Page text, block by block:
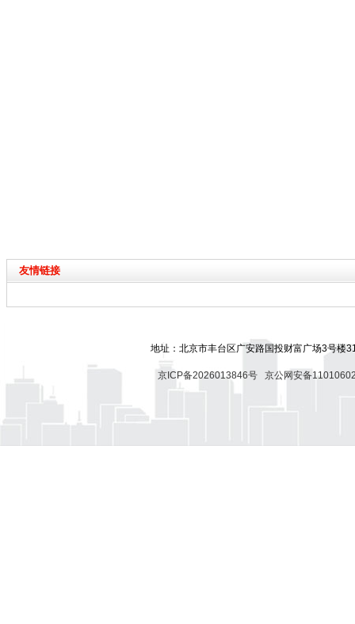
友情链接
地址：北京市丰台区广安路国投财富广场3号楼
京ICP备2026013846号 京公网安备